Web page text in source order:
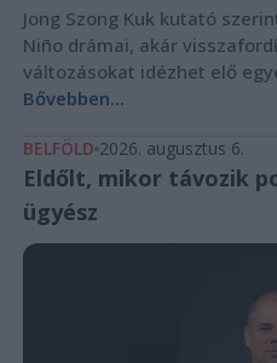
Jong Szong Kuk kutató
Niño drámai, akár
változásokat idézhet elő
Bővebben...
BELFÖLD 2026. augusztus 6.
Eldőlt, mikor távozik
ügyész